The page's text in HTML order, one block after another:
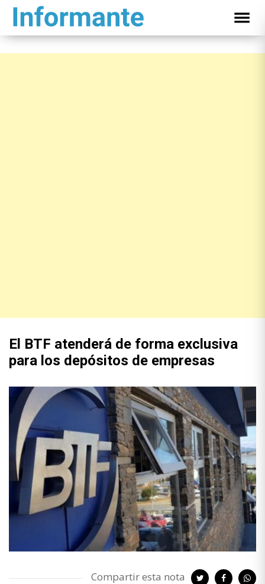
El BTF atenderá de forma exclusiva
para los depósitos de empresas
Compartir esta nota